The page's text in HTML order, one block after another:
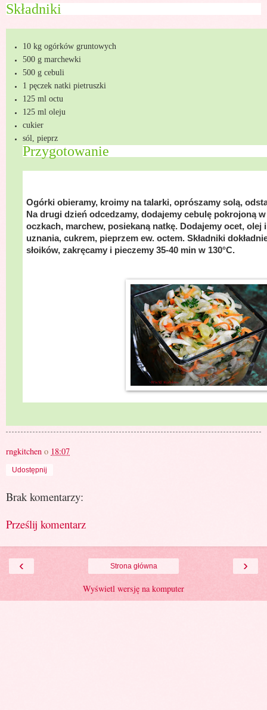
Składniki
10 kg ogórków gruntowych
500 g marchewki
500 g cebuli
1 pęczek natki pietruszki
125 ml octu
125 ml oleju
cukier
sól, pieprz
Przygotowanie
Ogórki obieramy, kroimy na talarki, oprószamy solą,
Na drugi dzień odcedzamy, dodajemy cebulę pokrojoną
oczkach, marchew, posiekaną natkę. Dodajemy ocet, olej
uznania, cukrem, pieprzem ew. octem. Składniki
słoików, zakręcamy i pieczemy 35-40 min w 130°C.
rngkitchen o 18:07
Udostępnij
Brak komentarzy:
Prześlij komentarz
‹ ›
Strona główna
Wyświetl wersję na komputer